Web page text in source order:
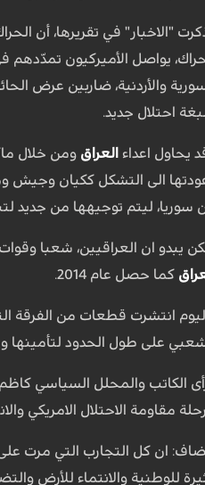
"الاخبار" في تقريرها، أن
يواصل الأميركيون
والأردنية، ضاربين عرض
احتلال جديد.
يحاول اعداء العراق ومن خلال
سوريا، ليتم توجيهها من جديد
يبدو ان العراقيين، شعبا
كما حصل عام 2014.
انتشرت قطعات من الفرقة
على طول الحدود لتأمينها
الكاتب والمحلل السياسي
مقاومة الاحتلال الامريكي والانتصار عليه في 2011، ومرحلة محاربة داعش
ان كل التجارب التي مرت
للوطنية والانتماء للأرض